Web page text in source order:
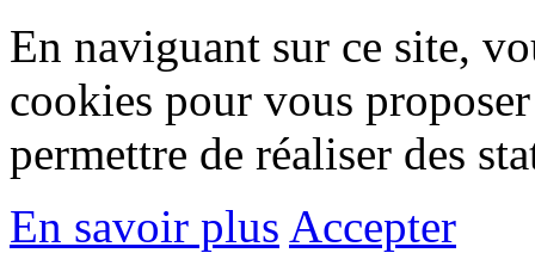
En naviguant sur ce site,
cookies pour vous
permettre de réaliser des
En savoir plus Accepter